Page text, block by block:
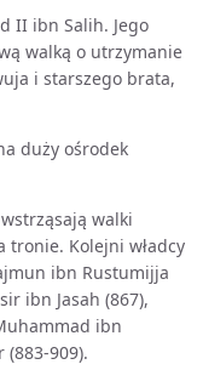
II ibn Salih. Jego
walką o utrzymanie
i starszego brata,
duży ośrodek
walki
tronie. Kolejni władcy
ibn Rustumijja
ibn Jasah (867),
ibn
909).